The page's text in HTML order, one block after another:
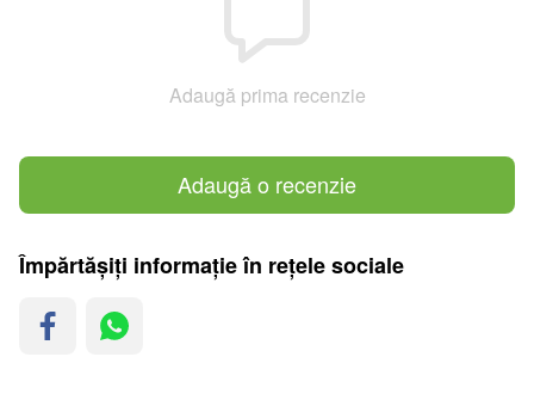
Adaugă prima recenzie
Adaugă o recenzie
Împărtășiți informație în rețele sociale